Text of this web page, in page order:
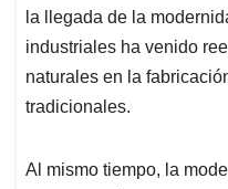
la llegada de la
industriales ha venido
naturales en la
tradicionales.
Al mismo tiempo, la